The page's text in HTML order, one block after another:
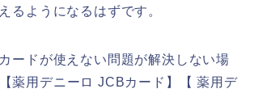
るようになるはずです。
ードが使えない問題が解決しない場
薬用デニーロ JCBカード】【 薬用デ